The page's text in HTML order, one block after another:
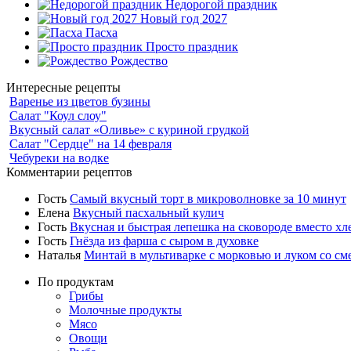
Недорогой праздник
Новый год 2027
Пасха
Просто праздник
Рождество
Интересные рецепты
Варенье из цветов бузины
Салат "Коул слоу"
Вкусный салат «Оливье» с куриной грудкой
Салат "Сердце" на 14 февраля
Чебуреки на водке
Комментарии рецептов
Гость Самый вкусный торт в микроволновке за 10 минут
Елена Вкусный пасхальный кулич
Гость Вкусная и быстрая лепешка на сковороде вместо
Гость Гнёзда из фарша с сыром в духовке
Наталья Минтай в мультиварке с морковью и луком со
По продуктам
Грибы
Молочные продукты
Мясо
Овощи